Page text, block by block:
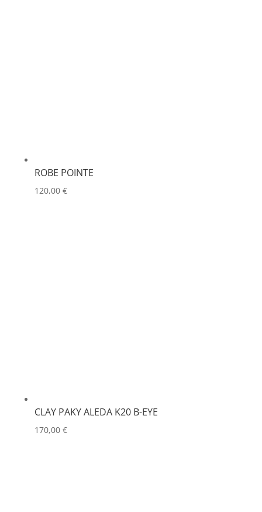
ROBE POINTE
120,00 €
CLAY PAKY ALEDA K20 B-EYE
170,00 €